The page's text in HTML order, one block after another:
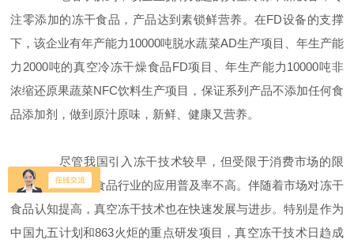
注零添加的冻干食品，产品达到素锁鲜营养。在FD设备的支撑
下，该企业有年产能力10000吨脱水蔬菜AD生产项目、年生产能
力2000吨的真空冷冻干燥食品FD项目、年生产能力10000吨非
浓缩还原果蔬菜NFC饮料生产项目，保证系列产品不添加任何食
品添加剂，做到原汁原味，新鲜、健康又营养。
尽管我国引入冻干技术较早，但受限于消费市场的限
制，冻干技术在食品行业的应用普及率不高。伴随着市场对冻干
食品认知提高，真空冻干技术也在快速发展与进步。特别是作为
中国九五计划和863火炬的重点研发项目，真空冻干技术日趋成